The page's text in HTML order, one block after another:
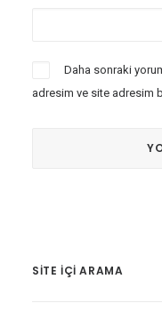
Daha sonraki
adresim ve site adresim
SITE IÇI ARAMA